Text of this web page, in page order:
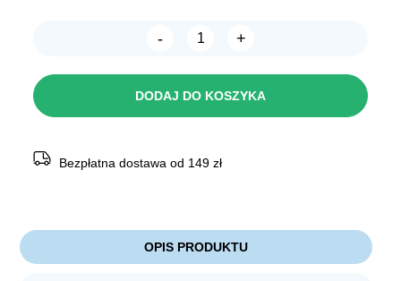
-
ilość
DOTS
+
DODAJ DO KOSZYKA
Bezpłatna dostawa od 149 zł
OPIS PRODUKTU